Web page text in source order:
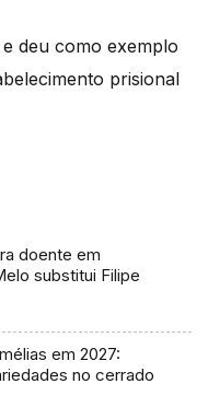
deu como exemplo
prisional
doente em
substitui Filipe
em 2027:
no cerrado